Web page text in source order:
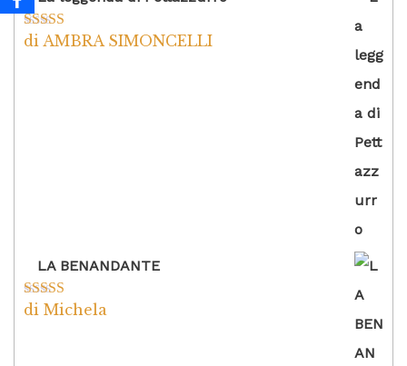
Valutato5su
di AMBRA SIMONCELLI
LA BENANDANTE
Valutato5su
di Michela